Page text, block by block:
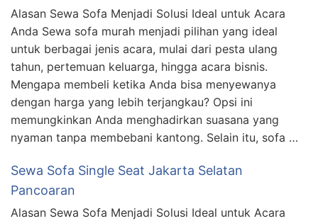
Alasan Sewa Sofa Menjadi Solusi Ideal untuk Acara
Anda Sewa sofa murah menjadi pilihan yang ideal
untuk berbagai jenis acara, mulai dari pesta ulang
tahun, pertemuan keluarga, hingga acara bisnis.
Mengapa membeli ketika Anda bisa menyewanya
dengan harga yang lebih terjangkau? Opsi ini
memungkinkan Anda menghadirkan suasana yang
nyaman tanpa membebani kantong. Selain itu, sofa …
Sewa Sofa Single Seat Jakarta Selatan
Pancoaran
Alasan Sewa Sofa Menjadi Solusi Ideal untuk Acara